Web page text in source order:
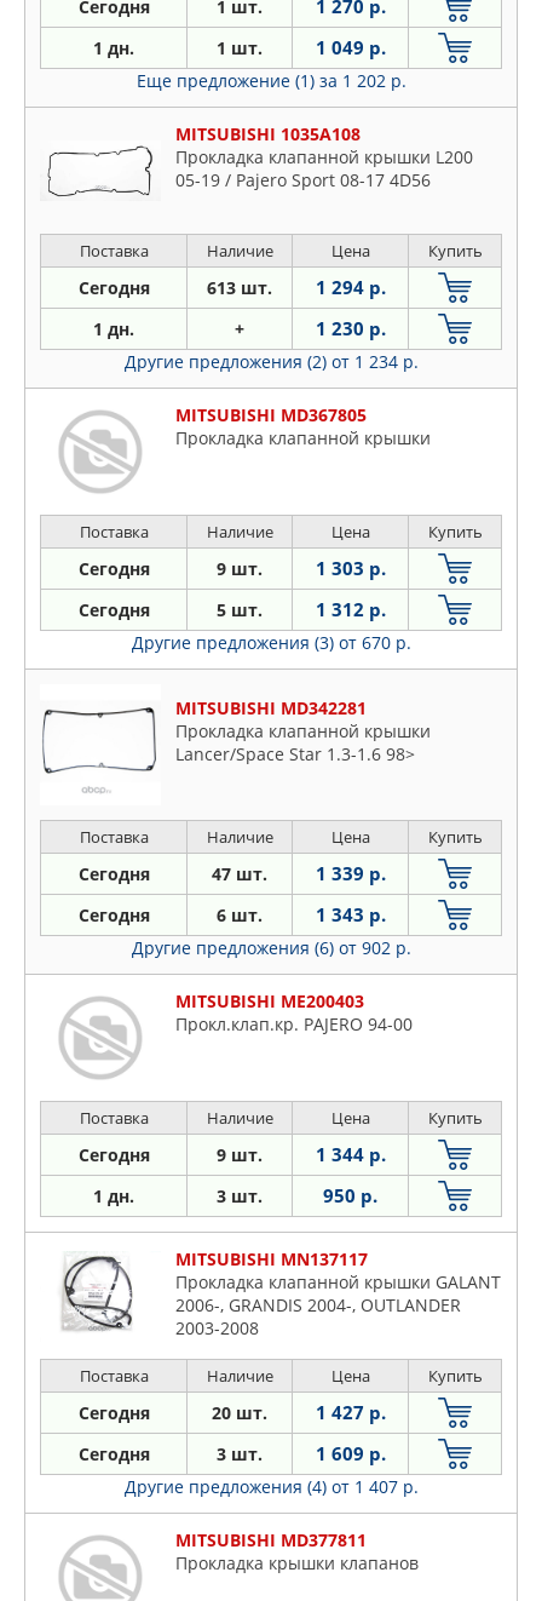
Сегодня 1 шт. 1 270 р.
1 дн. 1 шт. 1 049 р.
Еще предложение (1) за 1 202 р.
MITSUBISHI 1035A108
Прокладка клапанной крышки L200
05-19 / Pajero Sport 08-17 4D56
Поставка Наличие Цена Купить
Сегодня 613 шт. 1 294 р.
1 дн. + 1 230 р.
Другие предложения (2) от 1 234 р.
MITSUBISHI MD367805
Прокладка клапанной крышки
Поставка Наличие Цена Купить
Сегодня 9 шт. 1 303 р.
Сегодня 5 шт. 1 312 р.
Другие предложения (3) от 670 р.
MITSUBISHI MD342281
Прокладка клапанной крышки
Lancer/Space Star 1.3-1.6 98>
Поставка Наличие Цена Купить
Сегодня 47 шт. 1 339 р.
Сегодня 6 шт. 1 343 р.
Другие предложения (6) от 902 р.
MITSUBISHI ME200403
Прокл.клап.кр. PAJERO 94-00
Поставка Наличие Цена Купить
Сегодня 9 шт. 1 344 р.
1 дн. 3 шт. 950 р.
MITSUBISHI MN137117
Прокладка клапанной крышки GALANT
2006-, GRANDIS 2004-, OUTLANDER
2003-2008
Поставка Наличие Цена Купить
Сегодня 20 шт. 1 427 р.
Сегодня 3 шт. 1 609 р.
Другие предложения (4) от 1 407 р.
MITSUBISHI MD377811
Прокладка крышки клапанов